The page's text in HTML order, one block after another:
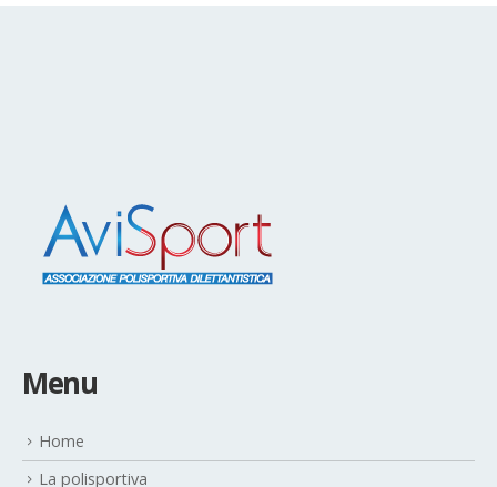
Menu
Home
La polisportiva